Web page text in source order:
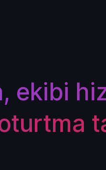
ekibi